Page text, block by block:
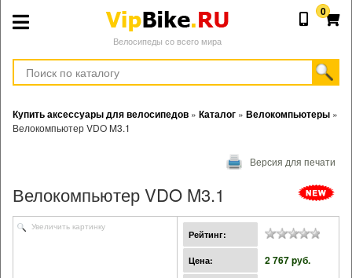
Велосипеды со всего мира
0
Купить аксессуары для велосипедов » Каталог » Велокомпьютеры »
Велокомпьютер VDO M3.1
Версия для печати
Велокомпьютер VDO M3.1
Увеличить картинку
Рейтинг:
Цена: 2 767 pуб.